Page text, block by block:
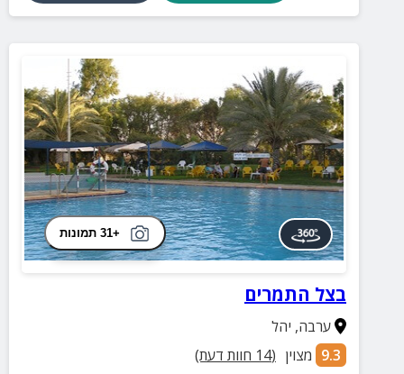
+31 תמונות
בצל התמרים
ערבה, יהל
9.3 מצוין (
14 חוות דעת)